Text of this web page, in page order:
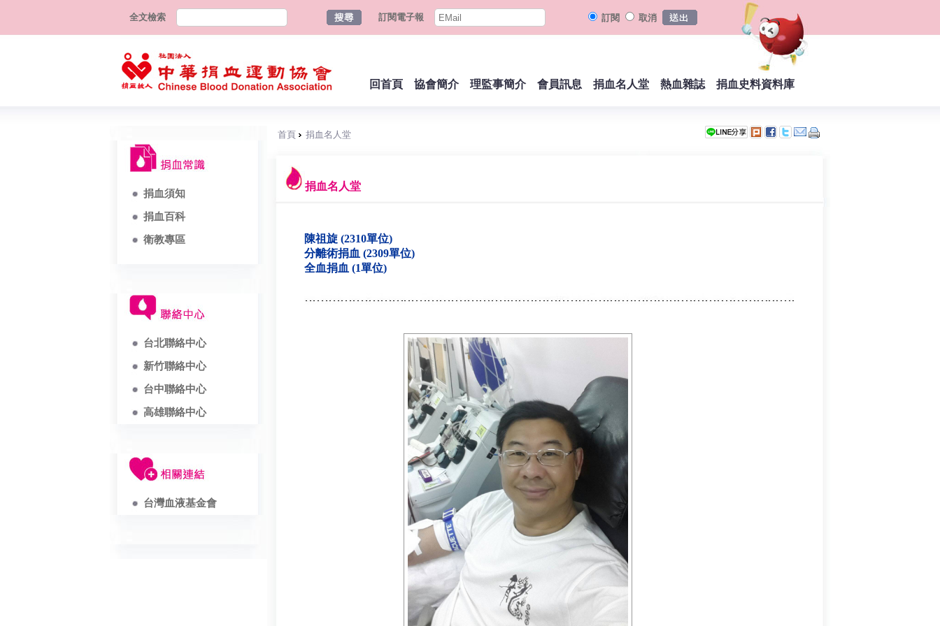
全文檢索 訂閱電子報 訂閱 取消
回首頁 協會簡介 理監事簡介 會員訊息 捐血名人堂 熱血雜誌 捐血史料資料庫
捐血須知
捐血百科
衛教專區
台北聯絡中心
新竹聯絡中心
台中聯絡中心
高雄聯絡中心
台灣血液基金會
首頁 捐血名人堂
捐血名人堂
陳祖旋 (2310單位)
分離術捐血 (2309單位)
全血捐血 (1單位)